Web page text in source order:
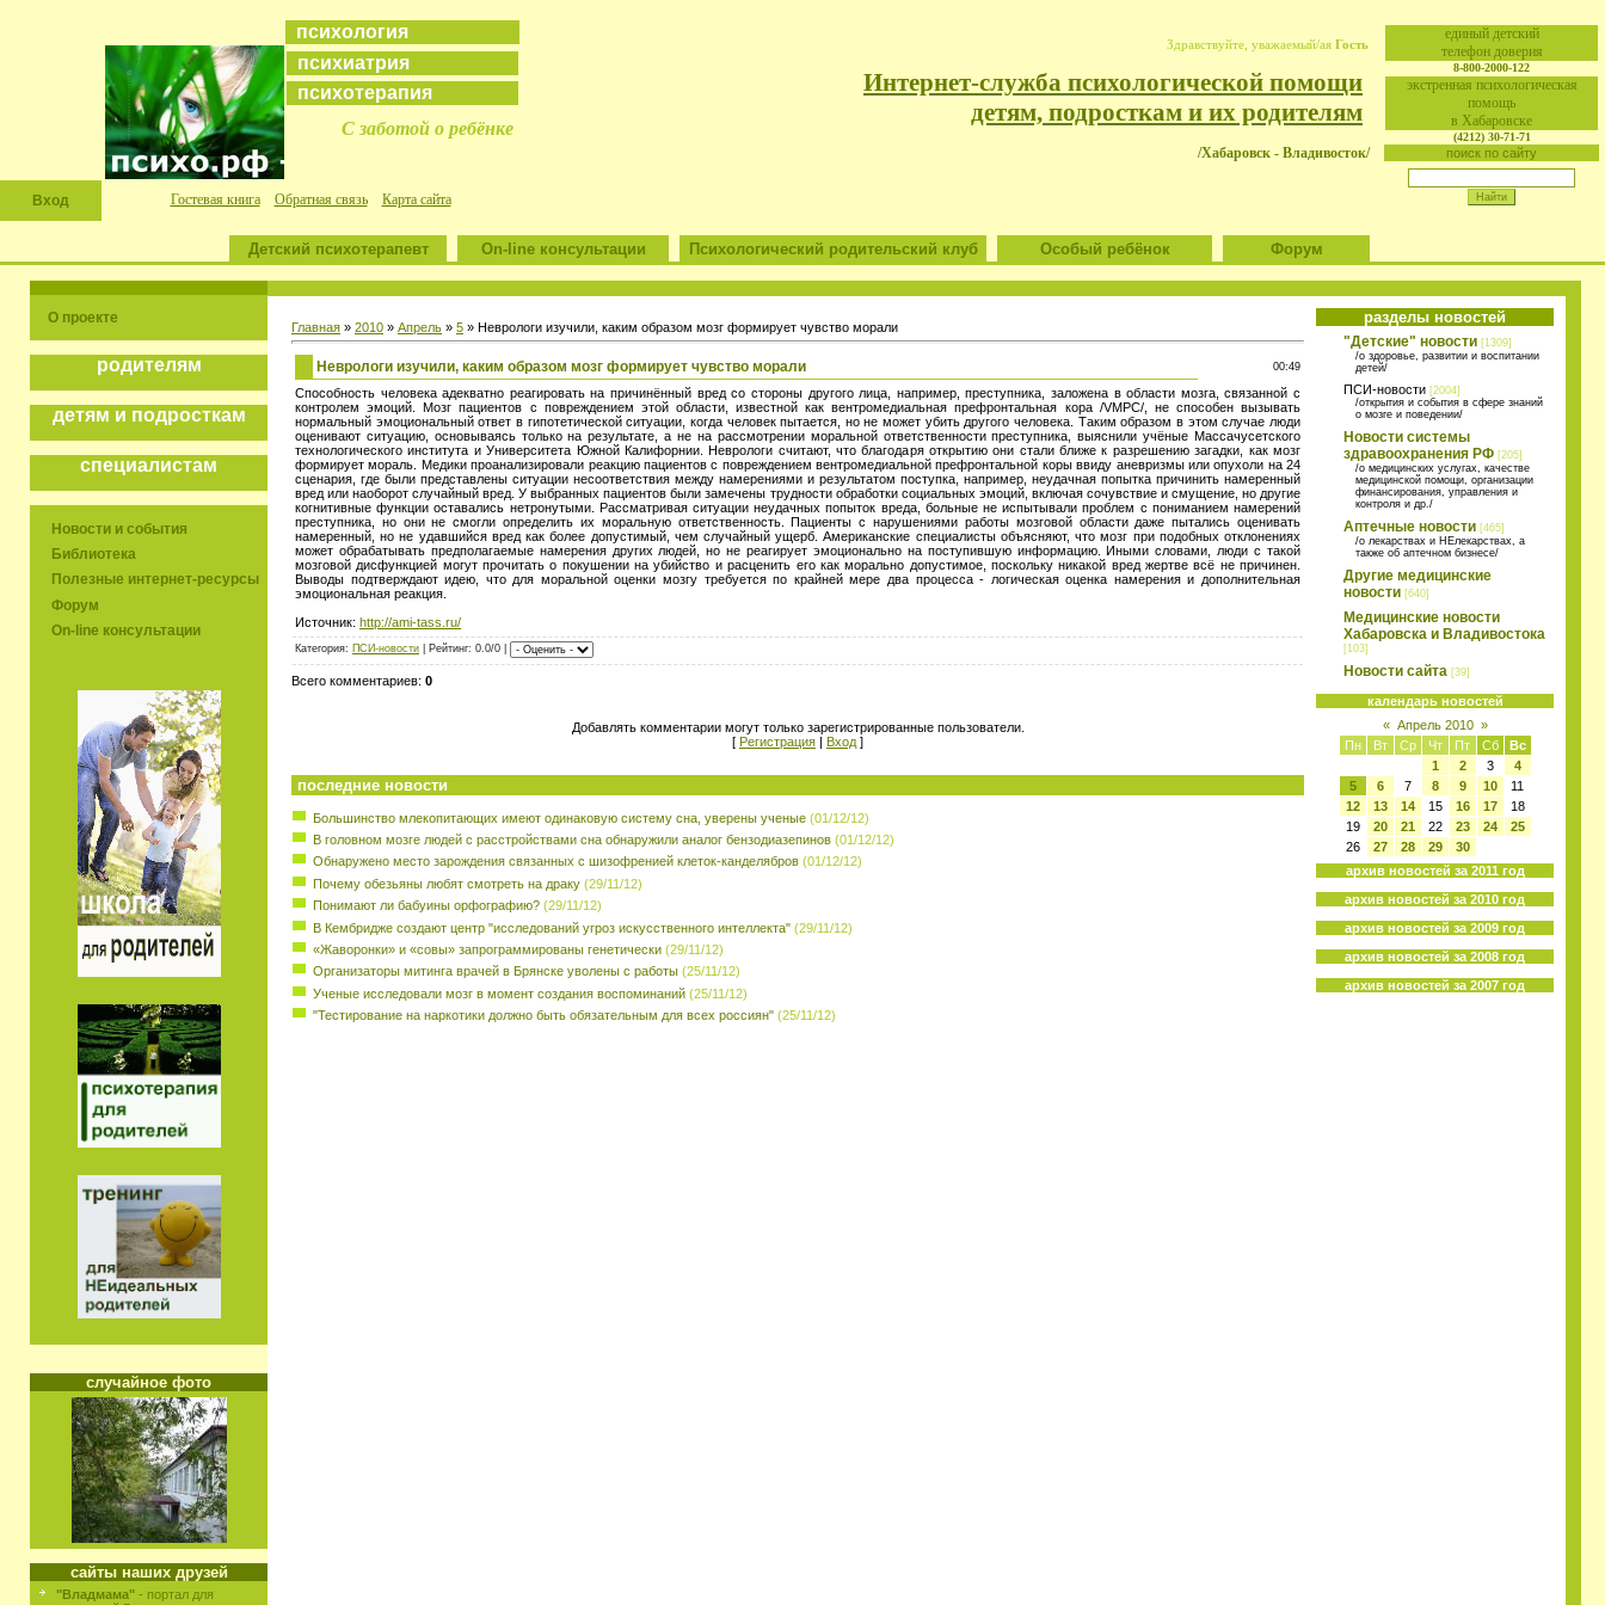
eдиный детский
телефон доверия
8-800-2000-122
экстренная психологическая
помощь
в Хабаровске
(4212) 30-71-71
поиск по сайту
психология
психиатрия
психотерапия
С заботой о ребёнке
Здравствуйте, уважаемый/ая Гость
Интернет-служба психологической помощи
детям, подросткам и их родителям
/Хабаровск - Владивосток/
Вход Гостевая книга Обратная связь Карта сайта
Детский психотерапевт On-line консультации Психологический родительский клуб Особый ребёнок Форум
О проекте
родителям
детям и подросткам
специалистам
Новости и события
Библиотека
Полезные интернет-ресурсы
Форум
On-line консультации
случайное фото
сайты наших друзей
"Владмама" - портал для
Главная » 2010 » Апрель » 5 » Неврологи изучили, каким образом мозг формирует чувство морали
Неврологи изучили, каким образом мозг формирует чувство морали 00:49
Способность человека адекватно реагировать на причинённый вред со стороны другого лица, например, преступника, заложена в области мозга, связанной с
контролем эмоций. Мозг пациентов с повреждением этой области, известной как вентромедиальная префронтальная кора /VMPC/, не способен вызывать
нормальный эмоциональный ответ в гипотетической ситуации, когда человек пытается, но не может убить другого человека. Таким образом в этом случае люди
оценивают ситуацию, основываясь только на результате, а не на рассмотрении моральной ответственности преступника, выяснили учёные Массачусетского
технологического института и Университета Южной Калифорнии. Неврологи считают, что благодаря открытию они стали ближе к разрешению загадки, как мозг
формирует мораль. Медики проанализировали реакцию пациентов с повреждением вентромедиальной префронтальной коры ввиду аневризмы или опухоли на 24
сценария, где были представлены ситуации несоответствия между намерениями и результатом поступка, например, неудачная попытка причинить намеренный
вред или наоборот случайный вред. У выбранных пациентов были замечены трудности обработки социальных эмоций, включая сочувствие и смущение, но другие
когнитивные функции оставались нетронутыми. Рассматривая ситуации неудачных попыток вреда, больные не испытывали проблем с пониманием намерений
преступника, но они не смогли определить их моральную ответственность. Пациенты с нарушениями работы мозговой области даже пытались оценивать
намеренный, но не удавшийся вред как более допустимый, чем случайный ущерб. Американские специалисты объясняют, что мозг при подобных отклонениях
может обрабатывать предполагаемые намерения других людей, но не реагирует эмоционально на поступившую информацию. Иными словами, люди с такой
мозговой дисфункцией могут прочитать о покушении на убийство и расценить его как морально допустимое, поскольку никакой вред жертве всё не причинен.
Выводы подтверждают идею, что для моральной оценки мозгу требуется по крайней мере два процесса - логическая оценка намерения и дополнительная
эмоциональная реакция.
Источник: http://ami-tass.ru/
Категория: ПСИ-новости | Рейтинг: 0.0/0 |
Всего комментариев: 0
Добавлять комментарии могут только зарегистрированные пользователи.
[ Регистрация | Вход ]
последние новости
Большинство млекопитающих имеют одинаковую систему сна, уверены ученые (01/12/12)
В головном мозге людей с расстройствами сна обнаружили аналог бензодиазепинов (01/12/12)
Обнаружено место зарождения связанных с шизофренией клеток-канделябров (01/12/12)
Почему обезьяны любят смотреть на драку (29/11/12)
Понимают ли бабуины орфографию? (29/11/12)
В Кембридже создают центр "исследований угроз искусственного интеллекта" (29/11/12)
«Жаворонки» и «совы» запрограммированы генетически (29/11/12)
Организаторы митинга врачей в Брянске уволены с работы (25/11/12)
Ученые исследовали мозг в момент создания воспоминаний (25/11/12)
"Тестирование на наркотики должно быть обязательным для всех россиян" (25/11/12)
разделы новостей
"Детские" новости [1309]
/о здоровье, развитии и воспитании
детей/
ПСИ-новости [2004]
/открытия и события в сфере знаний
о мозге и поведении/
Новости системы
здравоохранения РФ [205]
/о медицинских услугах, качестве
медицинской помощи, организации
финансирования, управления и
контроля и др./
Аптечные новости [465]
/о лекарствах и НЕлекарствах, а
также об аптечном бизнесе/
Другие медицинские
новости [640]
Медицинские новости
Хабаровска и Владивостока
[103]
Новости сайта [39]
календарь новостей
« Апрель 2010 »
Пн
Вт Ср Чт Пт Сб
Вс
1
2 3
4
5
6 7 8 9 10
11
12
13 14 15 16 17
18
19
20 21 22 23 24
25
26
27 28 29
30
архив новостей за 2011 год
архив новостей за 2010 год
архив новостей за 2009 год
архив новостей за 2008 год
архив новостей за 2007 год